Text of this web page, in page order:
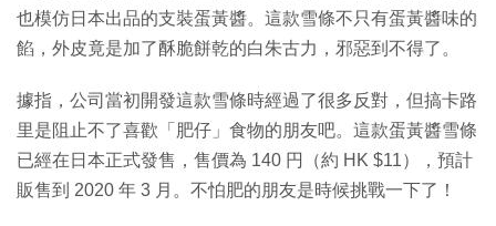
也模仿日本出品的支裝蛋黃醬。這款雪條不只有蛋黃醬味的
餡，外皮竟是加了酥脆餅乾的白朱古力，邪惡到不得了。
據指，公司當初開發這款雪條時經過了很多反對，但搞卡路
里是阻止不了喜歡「肥仔」食物的朋友吧。這款蛋黃醬雪條
已經在日本正式發售，售價為 140 円（約 HK $11），預計
販售到 2020 年 3 月。不怕肥的朋友是時候挑戰一下了！